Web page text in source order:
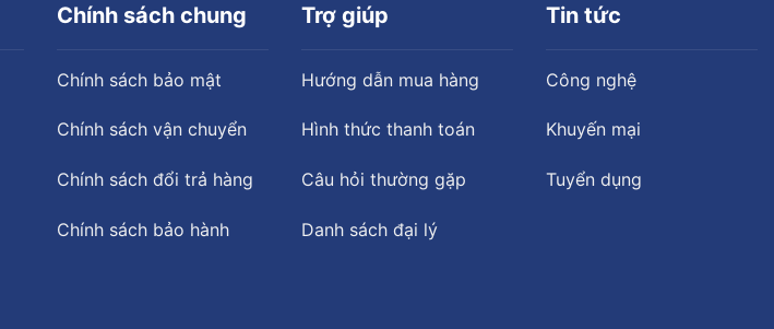
Chính sách chung
Chính sách bảo mật
Chính sách vận chuyển
Chính sách đổi trả hàng
Chính sách bảo hành
Trợ giúp
Hướng dẫn mua hàng
Hình thức thanh toán
Câu hỏi thường gặp
Danh sách đại lý
Tin tức
Công nghệ
Khuyến mại
Tuyển dụng